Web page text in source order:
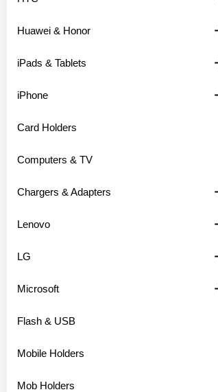
Huawei & Honor
iPads & Tablets
iPhone
Card Holders
Computers & TV
Chargers & Adapters
Lenovo
LG
Microsoft
Flash & USB
Mobile Holders
Mob Holders